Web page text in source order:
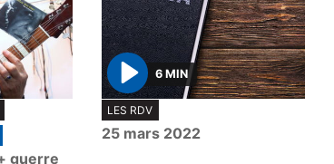
guerre
P
l
a
6 MIN
LES RDV
25 mars 2022